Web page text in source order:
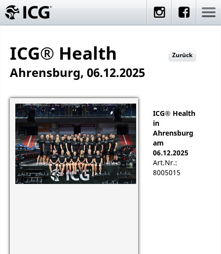
ICG® Health Zurück
Ahrensburg, 06.12.2025
ICG® Health
in
Ahrensburg
am
06.12.2025
Art.Nr.:
8005015